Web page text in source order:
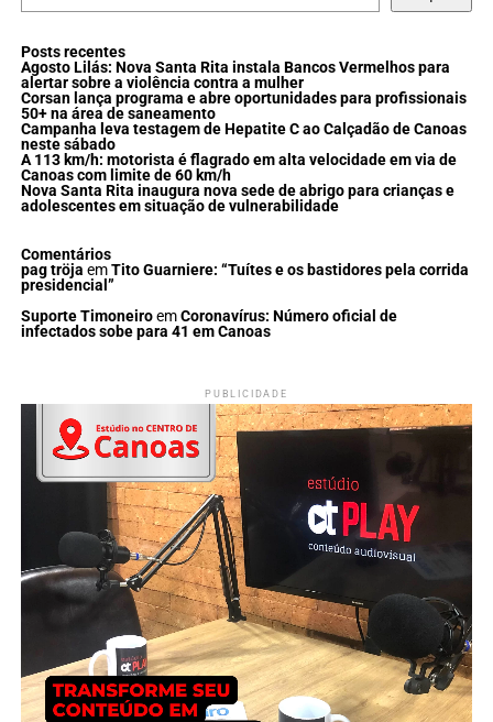
Posts recentes
Agosto Lilás: Nova Santa Rita instala Bancos Vermelhos para
alertar sobre a violência contra a mulher
Corsan lança programa e abre oportunidades para profissionais
50+ na área de saneamento
Campanha leva testagem de Hepatite C ao Calçadão de Canoas
neste sábado
A 113 km/h: motorista é flagrado em alta velocidade em via de
Canoas com limite de 60 km/h
Nova Santa Rita inaugura nova sede de abrigo para crianças e
adolescentes em situação de vulnerabilidade
Comentários
pag tröja emTito Guarniere: “Tuítes e os bastidores pela corrida
presidencial”
Suporte TimoneiroemCoronavírus: Número oficial de
infectados sobe para 41 em Canoas
PUBLICIDADE